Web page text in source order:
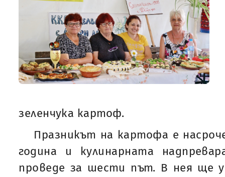
зеленчука картоф.
Празникът на картофа е
година и кулинарната
проведе за шести път. В нея ще